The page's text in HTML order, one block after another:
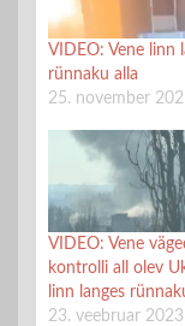
VIDEO: Vene linn
rünnaku alla
25. november
VIDEO: Vene
kontrolli all olev
linn langes
23. veebruar 2023